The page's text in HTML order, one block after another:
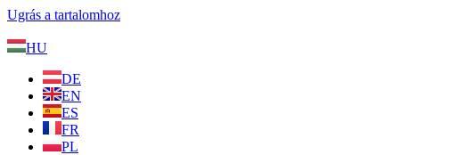
Ugrás a tartalomhoz
HU
DE
EN
ES
FR
PL